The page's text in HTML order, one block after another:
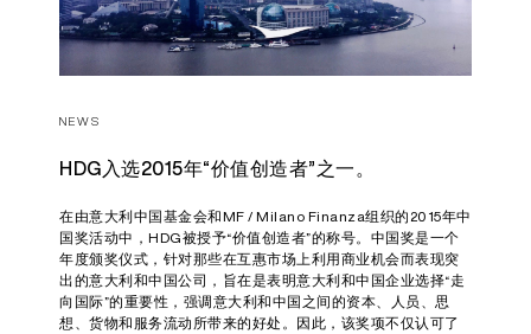
NEWS
HDG入选2015年“价值创造者”之一。
在由意大利中国基金会和MF / Milano Finanza组织的2015年中
国奖活动中，HDG被授予“价值创造者”的称号。中国奖是一个
年度颁奖仪式，针对那些在互惠市场上利用商业机会而表现突
出的意大利和中国公司，旨在是表明意大利和中国企业选择“走
向国际”的重要性，强调意大利和中国之间的资本、人员、思
想、货物和服务流动所带来的好处。因此，该奖项不仅认可了